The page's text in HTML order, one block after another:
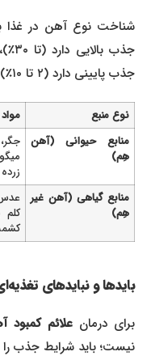
شناخت نوع آهن در غذا
جذب
جذب پایینی دارد (۲ تا ۱۰٪).
نوع منبع مواد
منابع حیوانی (آهن
هِم)
جگر،
زرده
منابع گیاهی (آهن غیر
هِم)
عدس،
کلم
کشمش،
بایدها و نبایدهای
برای درمانعلائم کمبود
نیست؛ باید شرایط جذب را